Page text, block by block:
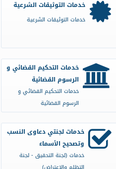
خدمات التوثيقات الشرعية
خدمات التوثيقات الشرعية
خدمات التحكيم القضائي و
الرسوم القضائية
خدمات التحكيم القضائي و
الرسوم القضائية
خدمات لجنتي دعاوى النسب
وتصحيح الأسماء
خدمات (لجنة التحقيق - لجنة